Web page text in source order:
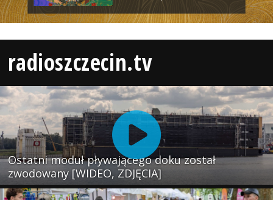
radioszczecin.tv
Ostatni moduł pływającego doku został
zwodowany [WIDEO, ZDJĘCIA]